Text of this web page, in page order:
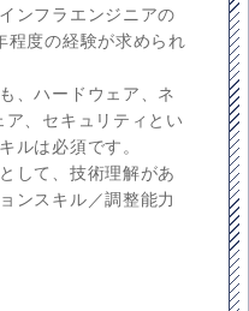
ンフラエンジニアの
程度の経験が求められ
、ハードウェア、ネ
、セキュリティとい
ルは必須です。
して、技術理解があ
ンスキル／調整能力